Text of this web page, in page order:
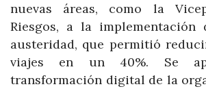
nuevas áreas, como la
Riesgos, a la
austeridad, que permitió
viajes en un 40%. Se
transformación digital de la